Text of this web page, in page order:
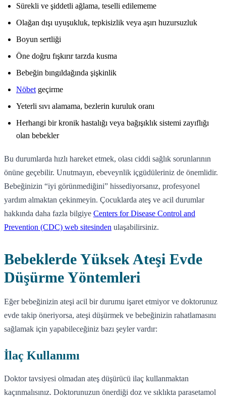
Sürekli ve şiddetli ağlama, teselli edilememe
Olağan dışı uyuşukluk, tepkisizlik veya aşırı huzursuzluk
Boyun sertliği
Öne doğru fışkırır tarzda kusma
Bebeğin bıngıldağında şişkinlik
Nöbet geçirme
Yeterli sıvı alamama, bezlerin kuruluk oranı
Herhangi bir kronik hastalığı veya bağışıklık sistemi zayıflığı
olan bebekler
Bu durumlarda hızlı hareket etmek, olası ciddi sağlık sorunlarının
önüne geçebilir. Unutmayın, ebeveynlik içgüdüleriniz de önemlidir.
Bebeğinizin “iyi görünmediğini” hissediyorsanız, profesyonel
yardım almaktan çekinmeyin. Çocuklarda ateş ve acil durumlar
hakkında daha fazla bilgiye Centers for Disease Control and
Prevention (CDC) web sitesinden ulaşabilirsiniz.
Bebeklerde Yüksek Ateşi Evde
Düşürme Yöntemleri
Eğer bebeğinizin ateşi acil bir durumu işaret etmiyor ve doktorunuz
evde takip öneriyorsa, ateşi düşürmek ve bebeğinizin rahatlamasını
sağlamak için yapabileceğiniz bazı şeyler vardır:
İlaç Kullanımı
Doktor tavsiyesi olmadan ateş düşürücü ilaç kullanmaktan
kaçınmalısınız. Doktorunuzun önerdiği doz ve sıklıkta parasetamol